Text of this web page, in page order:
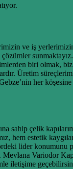
ve iş
biri olmak,
Üretim
her
çelik
hem estetik
lider
Variodor
iletişime